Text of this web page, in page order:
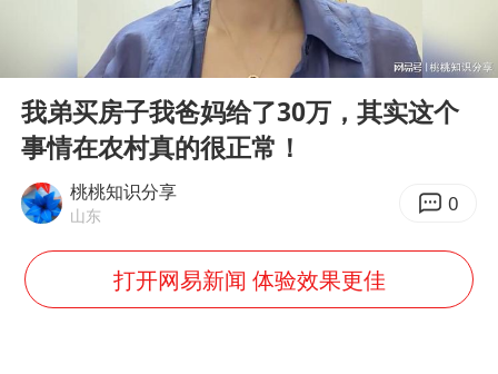
名创优品回应女子吐槽内裤质量差
中巨芯：上半年归母净利润1405.77万元
胡彦斌韩磊 谁帮谁
胡彦斌获《歌手2026》歌王
Play
02:11
我弟买房子我爸妈给了30万，其实这个
事情在农村真的很正常！
桃桃知识分享
山东 0
打开网易新闻 体验效果更佳